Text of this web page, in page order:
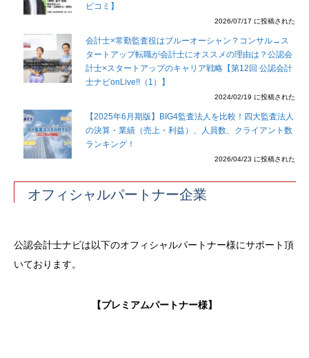
ビコミ】
2026/07/17 に投稿された
会計士×常勤監査役はブルーオーシャン？コンサル→ス
タートアップ転職が会計士にオススメの理由は？公認会
計士×スタートアップのキャリア戦略【第12回 公認会計
士ナビonLive!!（1）】
2024/02/19 に投稿された
【2025年6月期版】BIG4監査法人を比較！四大監査法人
の決算・業績（売上・利益）、人員数、クライアント数
ランキング！
2026/04/23 に投稿された
オフィシャルパートナー企業
公認会計士ナビは以下のオフィシャルパートナー様にサポート頂
いております。
【プレミアムパートナー様】